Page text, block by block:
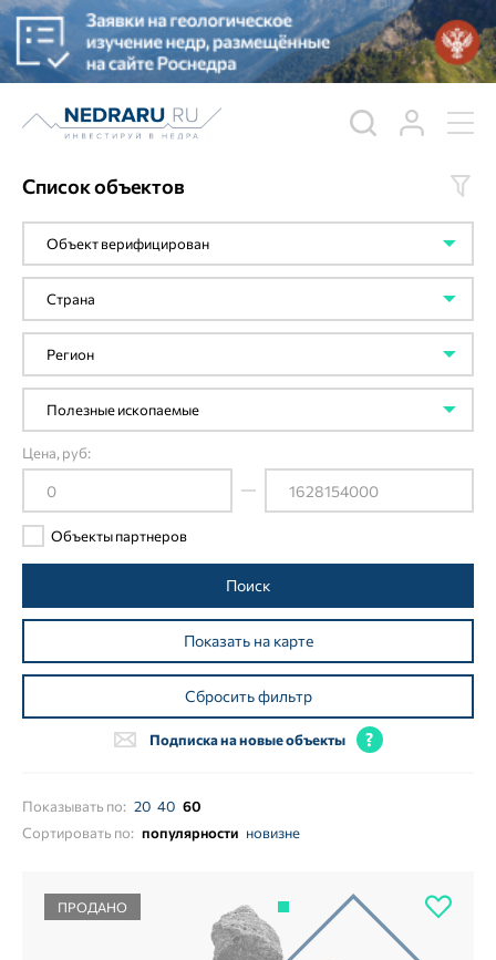
Список объектов
Цена, руб:
Объекты партнеров
Поиск
Показать на карте
Сбросить фильтр
Подписка на новые объекты
Показывать по: 20 40 60
Сортировать по: популярности новизне
ПРОДАНО